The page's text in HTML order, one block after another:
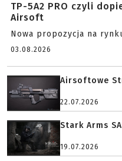
TP-5A2 PRO czyli
Airsoft
Nowa propozycja na
03.08.2026
Airsoftowe
22.07.2026
Stark Arms
19.07.2026